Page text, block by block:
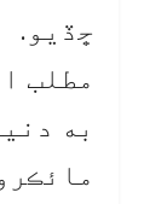
ڇڏيو.
مطلب
به